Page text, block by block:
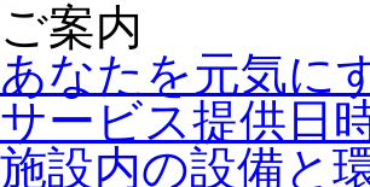
ご案内
あなたを元気に
サービス提供日
施設内の設備と